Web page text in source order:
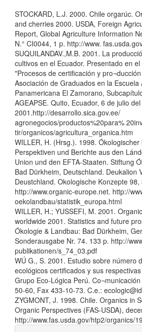
STOCKARD, L.J. 2000. Chile orgarúc.
and cherries 2000. USDA, Foreign
Report, Global Agriculture Information
N.° CI0044, 1 p. http://www.
SUQUILANDAV.,M.B. 2001. La
cultivos en el Ecuador. Presentado en
"Procesos de certificación y
Asociación de Graduados en la Escuela
Panamericana El Zamorano,
AGEAPSE. Quito, Ecuador, 6 de julio del
2001.http://desarrollo.sica.gov.ee/
agronegocios/productos%20para%
tir/organicos/agricultura_organica.htm
WILLER, H. (Hrsg.). 1998.
Perspektiven und Berichte aus den
Union und den EFTA-Staaten. Stiftung
Bad Dürkheim, Deutschland. Deukalion
Deustchland. Okologische Konzepte 98,
http://www.organic-europe.net. http://
oekolandbau/statistik_europa.html
WILLER, H.; YUSSEFI, M. 2001.
worldwide 2001. Statistics and future
Ókologie & Landbau: Bad Dürkheim,
Sonderausgabe Nr. 74. 133 p. http://
publikationen/s_74_03.pdf
WÚ G., S. 2001. Estudio sobre número
ecológicos certificados y sus
Grupo Eco-Lógica Perú.
50-60, Fax 433-10-73. C.e.:
ZYGMONT, J. 1998. Chile. Organics in
Organic Perspectives (FAS-USDA),
http://www.fas.usda.gov/htp2/organics/